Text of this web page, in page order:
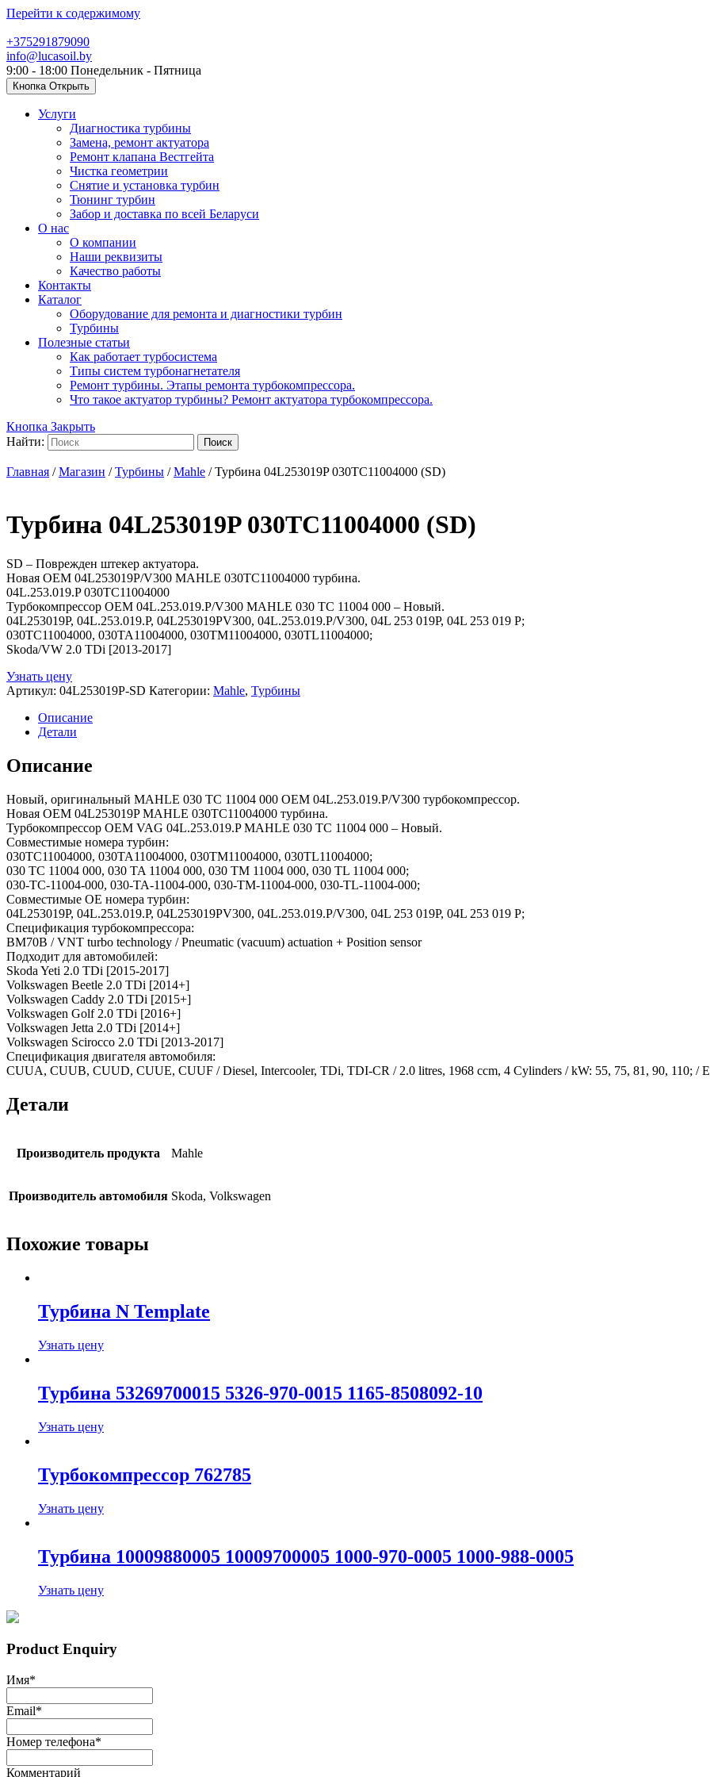
Перейти к содержимому
+375291879090
info@lucasoil.by
9:00 - 18:00 Понедельник - Пятница
Кнопка Открыть
Услуги
Диагностика турбины
Замена, ремонт актуатора
Ремонт клапана Вестгейта
Чистка геометрии
Снятие и установка турбин
Тюнинг турбин
Забор и доставка по всей Беларуси
О нас
О компании
Наши реквизиты
Качество работы
Контакты
Каталог
Оборудование для ремонта и диагностики турбин
Турбины
Полезные статьи
Как работает турбосистема
Типы систем турбонагнетателя
Ремонт турбины. Этапы ремонта турбокомпрессора.
Что такое актуатор турбины? Ремонт актуатора турбокомпрессора.
Кнопка Закрыть
Найти:
Главная /Магазин /Турбины /Mahle / Турбина 04L253019P 030TC11004000 (SD)
Турбина 04L253019P 030TC11004000 (SD)
SD – Поврежден штекер актуатора.
Новая OEM 04L253019P/V300 MAHLE 030TC11004000 турбина.
04L.253.019.P 030TC11004000
Турбокомпрессор OEM 04L.253.019.P/V300 MAHLE 030 TC 11004 000 – Новый.
04L253019P, 04L.253.019.P, 04L253019PV300, 04L.253.019.P/V300, 04L 253 019P, 04L 253 019 P;
030TC11004000, 030TA11004000, 030TM11004000, 030TL11004000;
Skoda/VW 2.0 TDi [2013-2017]
Узнать цену
Артикул: 04L253019P-SD Категории: Mahle, Турбины
Описание
Детали
Описание
Новый, оригинальный MAHLE 030 TC 11004 000 OEM 04L.253.019.P/V300 турбокомпрессор.
Новая OEM 04L253019P MAHLE 030TC11004000 турбина.
Турбокомпрессор OEM VAG 04L.253.019.P MAHLE 030 TC 11004 000 – Новый.
Совместимые номера турбин:
030TC11004000, 030TA11004000, 030TM11004000, 030TL11004000;
030 TC 11004 000, 030 TA 11004 000, 030 TM 11004 000, 030 TL 11004 000;
030-TC-11004-000, 030-TA-11004-000, 030-TM-11004-000, 030-TL-11004-000;
Совместимые OE номера турбин:
04L253019P, 04L.253.019.P, 04L253019PV300, 04L.253.019.P/V300, 04L 253 019P, 04L 253 019 P;
Спецификация турбокомпрессора:
BM70B / VNT turbo technology / Pneumatic (vacuum) actuation + Position sensor
Подходит для автомобилей:
Skoda Yeti 2.0 TDi [2015-2017]
Volkswagen Beetle 2.0 TDi [2014+]
Volkswagen Caddy 2.0 TDi [2015+]
Volkswagen Golf 2.0 TDi [2016+]
Volkswagen Jetta 2.0 TDi [2014+]
Volkswagen Scirocco 2.0 TDi [2013-2017]
Спецификация двигателя автомобиля:
CUUA, CUUB, CUUD, CUUE, CUUF / Diesel, Intercooler, TDi, TDI-CR / 2.0 litres, 1968 ccm, 4 Cylinders / kW: 55, 75, 81, 90, 110; /
Детали
Производитель продукта Mahle
Производитель автомобиля Skoda, Volkswagen
Похожие товары
Турбина N Template
Узнать цену
Турбина 53269700015 5326-970-0015 1165-8508092-10
Узнать цену
Турбокомпрессор 762785
Узнать цену
Турбина 10009880005 10009700005 1000-970-0005 1000-988-0005
Узнать цену
Product Enquiry
Имя*
Email*
Номер телефона*
Комментарий